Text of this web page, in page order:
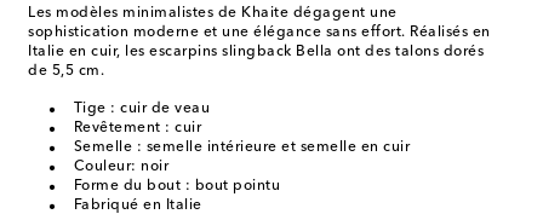
Les modèles minimalistes de Khaite dégagent une
sophistication moderne et une élégance sans effort. Réalisés en
Italie en cuir, les escarpins slingback Bella ont des talons dorés
de 5,5 cm.
Tige : cuir de veau
Revêtement : cuir
Semelle : semelle intérieure et semelle en cuir
Couleur: noir
Forme du bout : bout pointu
Fabriqué en Italie